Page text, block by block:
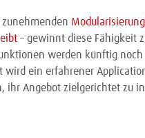
– gewinnt diese Fähigkeit
werden künftig
wird ein erfahrener
ihr Angebot zielgerichtet zu